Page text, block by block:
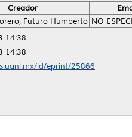
Creador
Futuro Humberto NO
14:38
14:38
id/eprint/25866